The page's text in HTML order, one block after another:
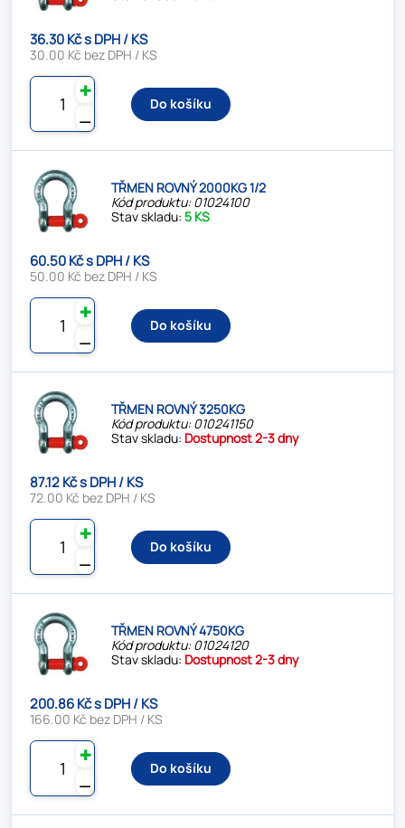
36.30 Kč s DPH / KS
30.00 Kč bez DPH / KS
⚊
✚
Do košíku
TŘMEN ROVNÝ 2000KG 1/2
Kód produktu: 01024100
Stav skladu:5 KS
60.50 Kč s DPH / KS
50.00 Kč bez DPH / KS
⚊
✚
Do košíku
TŘMEN ROVNÝ 3250KG
Kód produktu: 010241150
Stav skladu: Dostupnost 2-3 dny
87.12 Kč s DPH / KS
72.00 Kč bez DPH / KS
⚊
✚
Do košíku
TŘMEN ROVNÝ 4750KG
Kód produktu: 01024120
Stav skladu: Dostupnost 2-3 dny
200.86 Kč s DPH / KS
166.00 Kč bez DPH / KS
⚊
✚
Do košíku